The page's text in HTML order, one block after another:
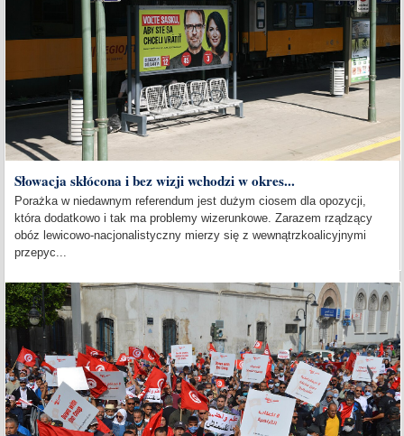
Słowacja skłócona i bez wizji wchodzi w okres...
Porażka w niedawnym referendum jest dużym ciosem dla opozycji,
która dodatkowo i tak ma problemy wizerunkowe. Zarazem rządzący
obóz lewicowo-nacjonalistyczny mierzy się z wewnątrzkoalicyjnymi
przepyc...